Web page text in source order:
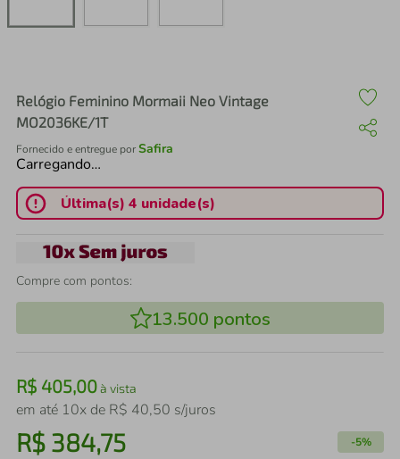
Relógio Feminino Mormaii Neo Vintage
MO2036KE/1T
Fornecido e entregue porSafira
Carregando…
Última(s) 4 unidade(s)
Compre com pontos:
13.500 pontos
R$ 405,00à vista
em até 10x de R$ 40,50 s/juros
R$ 384,75 -5%